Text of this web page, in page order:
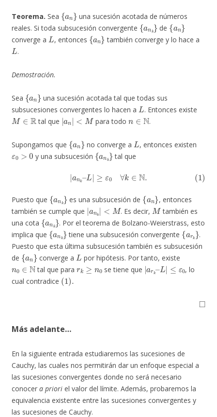
Teorema. Sea
{a n}
una sucesión acotada de números
reales. Si toda subsucesión convergente
{a nk }
de
{an}
converge a
L
, entonces
{a n}
también converge y lo hace a
L
.
Demostración.
Sea
{a n}
una sucesión acotada tal que todas sus
subsucesiones convergentes lo hacen a
L
. Entonces existe
M∈R
tal que
|an|<M
para todo
n ∈N
.
Supongamos que
{a n}
no converge a
L
, entonces existen
ε0>0
y una subsucesión
{ank}
tal que
(1) n k –L | 0∀ k∈N
Puesto que
{a k
es una subsucesión de
{a n}
, entonces
también se cumple que
| ank|
< M
. Es decir,
M
también es
una cota
{ank}
. Por el teorema de Bolzano-Weierstrass, esto
implica que
{an k}
tiene una subsucesión convergente
{a rk}
.
Puesto que esta última subsucesión también es subsucesión
de
{an}
converge a
L
por hipótesis. Por tanto, existe
n0 ∈N
tal que para
rk≥n 0
se tiene que
|ark–L|
≤ε0
, lo
cual contradice
(1).
◻
Más adelante…
En la siguiente entrada estudiaremos las sucesiones de
Cauchy, las cuales nos permitirán dar un enfoque especial a
las sucesiones convergentes donde no será necesario
conocer a priori el valor del límite. Además, probaremos la
equivalencia existente entre las sucesiones convergentes y
las sucesiones de Cauchy.